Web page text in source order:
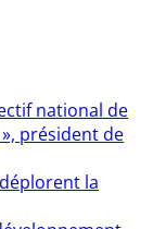
national de
président de
la